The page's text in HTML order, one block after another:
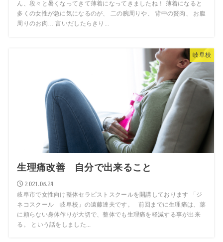
ん、段々と暑くなってきて薄着になってきましたね！ 薄着になると
多くの女性が急に気になるのが、 二の腕周りや、 背中の贅肉、 お腹
周りのお肉… 言いだしたらきり...
岐阜校
生理痛改善 自分で出来ること
2021.05.24
岐阜市で女性向け整体セラピストスクールを開講しております 「ジ
ネコスクール 岐阜校」の遠藤達夫です。 前回までに生理痛は、薬
に頼らない身体作りが大切で、整体でも生理痛を軽減する事が出来
る。 という話をしました...